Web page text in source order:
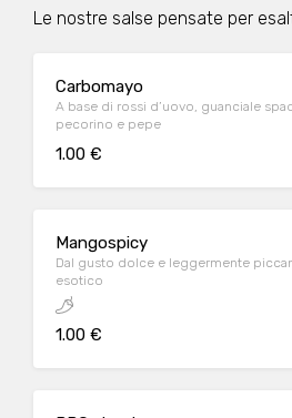
Le nostre salse pensate per
Carbomayo
A base di rossi d’uovo, guanciale
pecorino e pepe
1.00 €
Mangospicy
Dal gusto dolce e leggermente
esotico
1.00 €